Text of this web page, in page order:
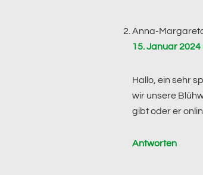
Anna-
15. Januar 2024
Hallo, ein sehr
wir unsere
gibt oder er
Antworten